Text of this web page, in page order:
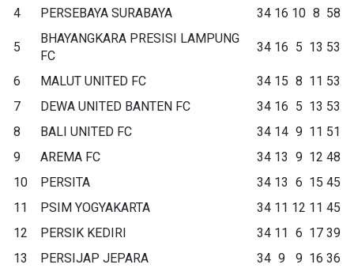
4 PERSEBAYA SURABAYA 34 16 10 8 58
5
BHAYANGKARA PRESISI LAMPUNG
FC
34 16 5 13 53
6 MALUT UNITED FC 34 15 8 11 53
7
DEWA UNITED BANTEN FC 34 16 5 13 53
8
BALI UNITED FC 34 14 9 11 51
9
AREMA FC 34 13 9 12 48
10
PERSITA 34 13 6 15 45
11
PSIM YOGYAKARTA 34 11 12 11 45
12
PERSIK KEDIRI 34 11 6 17 39
13
PERSIJAP JEPARA 34 9 9 16 36